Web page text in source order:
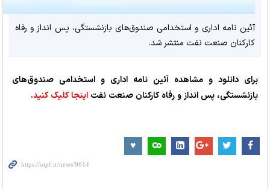
آئین نامه اداری و استخدامی صندوق‌های بازنشستگی، پس انداز و رفاه
کارکنان صنعت نفت منتشر شد.
برای دانلود و مشاهده آئین نامه اداری و استخدامی صندوق‌های
بازنشستگی، پس انداز و رفاه کارکنان صنعت نفت اینجا کلیک کنید.